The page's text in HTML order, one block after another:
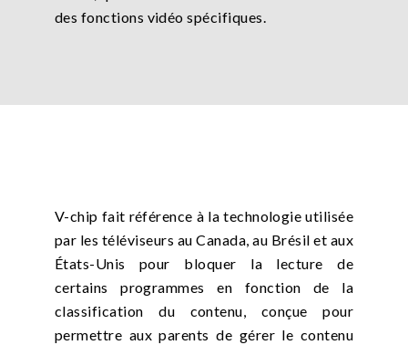
des fonctions vidéo spécifiques.
V-chip fait référence à la technologie utilisée
par les téléviseurs au Canada, au Brésil et aux
États-Unis pour bloquer la lecture de
certains programmes en fonction de la
classification du contenu, conçue pour
permettre aux parents de gérer le contenu